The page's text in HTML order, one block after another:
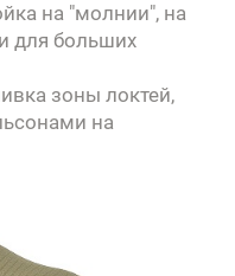
на "молнии", на
для больших
зоны локтей,
на